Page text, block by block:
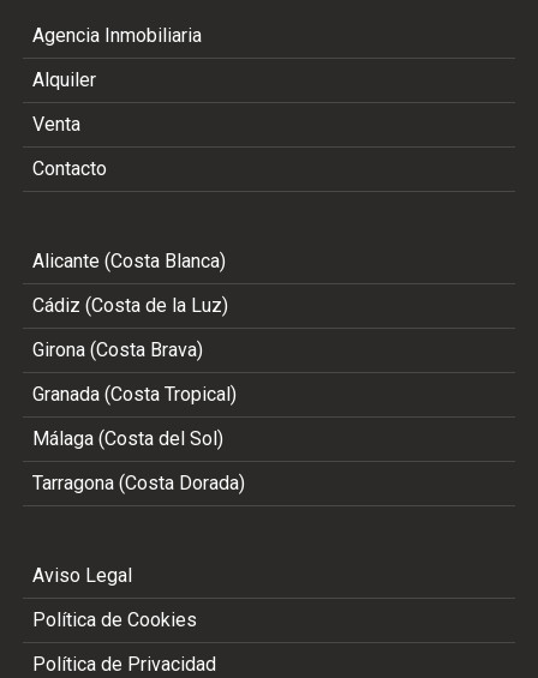
Agencia Inmobiliaria
Alquiler
Venta
Contacto
Alicante (Costa Blanca)
Cádiz (Costa de la Luz)
Girona (Costa Brava)
Granada (Costa Tropical)
Málaga (Costa del Sol)
Tarragona (Costa Dorada)
Aviso Legal
Política de Cookies
Política de Privacidad